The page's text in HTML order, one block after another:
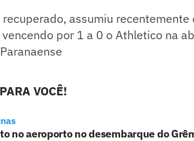
assumiu
por 1 a 0 o Athletico na
VOCÊ!
no aeroporto no desembarque do